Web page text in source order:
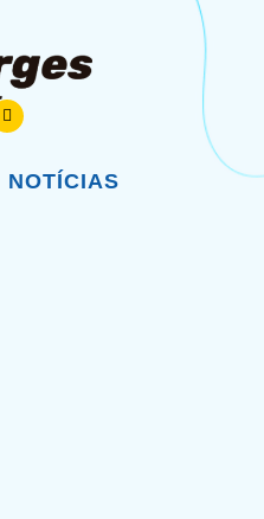
NOTÍCIAS